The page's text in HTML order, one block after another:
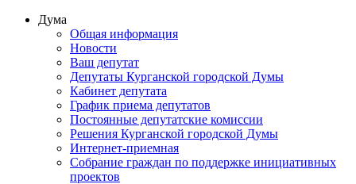
Дума
Общая информация
Новости
Ваш депутат
Депутаты Курганской городской Думы
Кабинет депутата
График приема депутатов
Постоянные депутатские комиссии
Решения Курганской городской Думы
Интернет-приемная
Собрание граждан по поддержке инициативных
проектов